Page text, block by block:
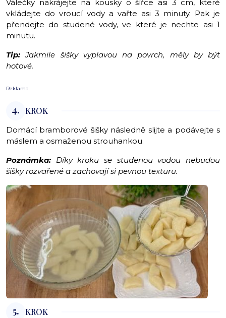
Válečky nakrájejte na kousky o šířce asi 3 cm, které
vkládejte do vroucí vody a vařte asi 3 minuty. Pak je
přendejte do studené vody, ve které je nechte asi 1
minutu.
Tip:Jakmile šišky vyplavou na povrch, měly by být
hotové.
Reklama
4. KROK
Domácí bramborové šišky následně slijte a podávejte s
máslem a osmaženou strouhankou.
Poznámka: Díky kroku se studenou vodou nebudou
šišky rozvařené a zachovají si pevnou texturu.
5. KROK